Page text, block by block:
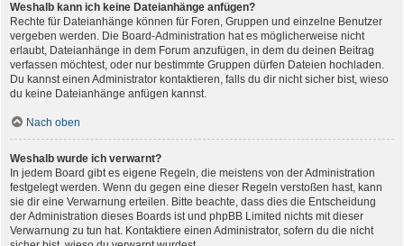
Weshalb kann ich keine Dateianhänge anfügen?
Rechte für Dateianhänge können für Foren, Gruppen und einzelne Benutzer
vergeben werden. Die Board-Administration hat es möglicherweise nicht
erlaubt, Dateianhänge in dem Forum anzufügen, in dem du deinen Beitrag
verfassen möchtest, oder nur bestimmte Gruppen dürfen Dateien hochladen.
Du kannst einen Administrator kontaktieren, falls du dir nicht sicher bist, wieso
du keine Dateianhänge anfügen kannst.
Nach oben
Weshalb wurde ich verwarnt?
In jedem Board gibt es eigene Regeln, die meistens von der Administration
festgelegt werden. Wenn du gegen eine dieser Regeln verstoßen hast, kann
sie dir eine Verwarnung erteilen. Bitte beachte, dass dies die Entscheidung
der Administration dieses Boards ist und phpBB Limited nichts mit dieser
Verwarnung zu tun hat. Kontaktiere einen Administrator, sofern du die nicht